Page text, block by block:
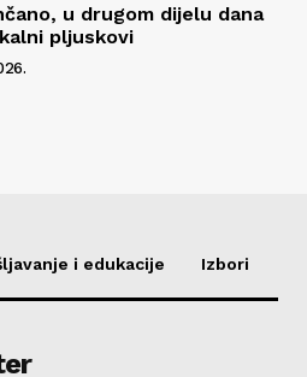
u drugom dijelu dana
pljuskovi
i edukacije Izbori